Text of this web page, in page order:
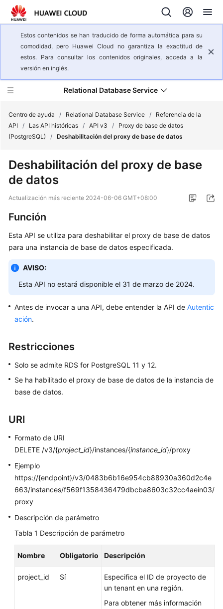
Estos contenidos se han traducido de forma automática para su
comodidad, pero Huawei Cloud no garantiza la exactitud de
estos. Para consultar los contenidos originales, acceda a la
versión en inglés.
Relational Database Service
del
servicio
Pasos
iniciales
Guía
del
usuario
Referencia
de
Descripción
de
a
APIs
API
v3.1
(Recomendado)
API
(recomendado)
históricas
Centro de ayuda / Relational Database Service /
Referencia de la
API / Las API históricas / API v3 /
Proxy de base de datos
(PostgreSQL)
/ Deshabilitación del proxy de base de datos
Deshabilitación del proxy de base
de datos
Actualización más reciente 2024-06-06 GMT+08:00
Función
Esta API se utiliza para deshabilitar el proxy de base de datos
para una instancia de base de datos especificada.
AVISO:
Esta API no estará disponible el 31 de marzo de 2024.
Antes de invocar a una API, debe entender la API de Autentic
ación.
Restricciones
Solo se admite RDS for PostgreSQL 11 y 12.
Se ha habilitado el proxy de base de datos de la instancia de
base de datos.
URI
Formato de URI
DELETE /v3/{project_id}/instances/{instance_id}/proxy
Ejemplo
https://{endpoint}/v3/0483b6b16e954cb88930a360d2c4e
663/instances/f569f1358436479dbcba8603c32cc4aein03/
proxy
Descripción de parámetro
Tabla 1 Descripción de parámetro
Nombre Obligatorio Descripción
project_id Sí
Especifica el ID de proyecto de
un tenant en una región.
Para obtener más información